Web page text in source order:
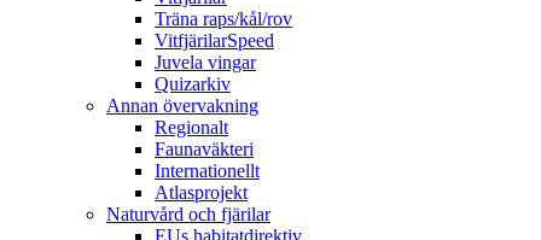
Träna raps/kål/rov
VitfjärilarSpeed
Juvela vingar
Quizarkiv
Annan övervakning
Regionalt
Faunaväkteri
Internationellt
Atlasprojekt
Naturvård och fjärilar
EUs habitatdirektiv